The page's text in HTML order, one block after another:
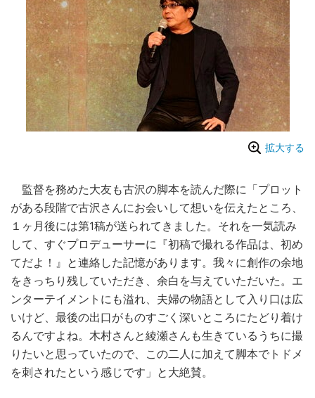
拡大する
監督を務めた大友も古沢の脚本を読んだ際に「プロット
がある段階で古沢さんにお会いして想いを伝えたところ、
１ヶ月後には第1稿が送られてきました。それを一気読み
して、すぐプロデューサーに『初稿で撮れる作品は、初め
てだよ！』と連絡した記憶があります。我々に創作の余地
をきっちり残していただき、余白を与えていただいた。エ
ンターテイメントにも溢れ、夫婦の物語として入り口は広
いけど、最後の出口がものすごく深いところにたどり着け
るんですよね。木村さんと綾瀬さんも生きているうちに撮
りたいと思っていたので、この二人に加えて脚本でトドメ
を刺されたという感じです」と大絶賛。